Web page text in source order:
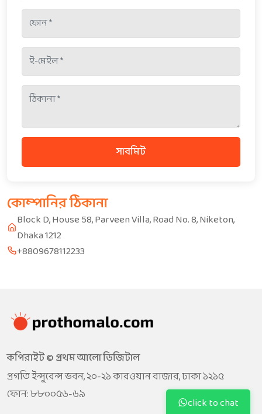
সাবমিট
কোম্পানির ঠিকানা
Block D, House 58, Parveen Villa, Road No. 8, Niketon,
Dhaka 1212
+8809678112233
click to chat
কপিরাইট © প্রথম আলো ডিজিটাল
প্রগতি ইন্সুরেন্স ভবন, ২০-২১ কারওয়ান বাজার, ঢাকা ১২১৫
ফোন: ৮৮০০৫৬-৬৯